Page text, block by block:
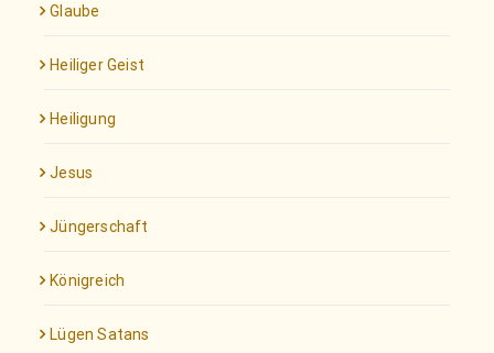
Glaube
Heiliger Geist
Heiligung
Jesus
Jüngerschaft
Königreich
Lügen Satans